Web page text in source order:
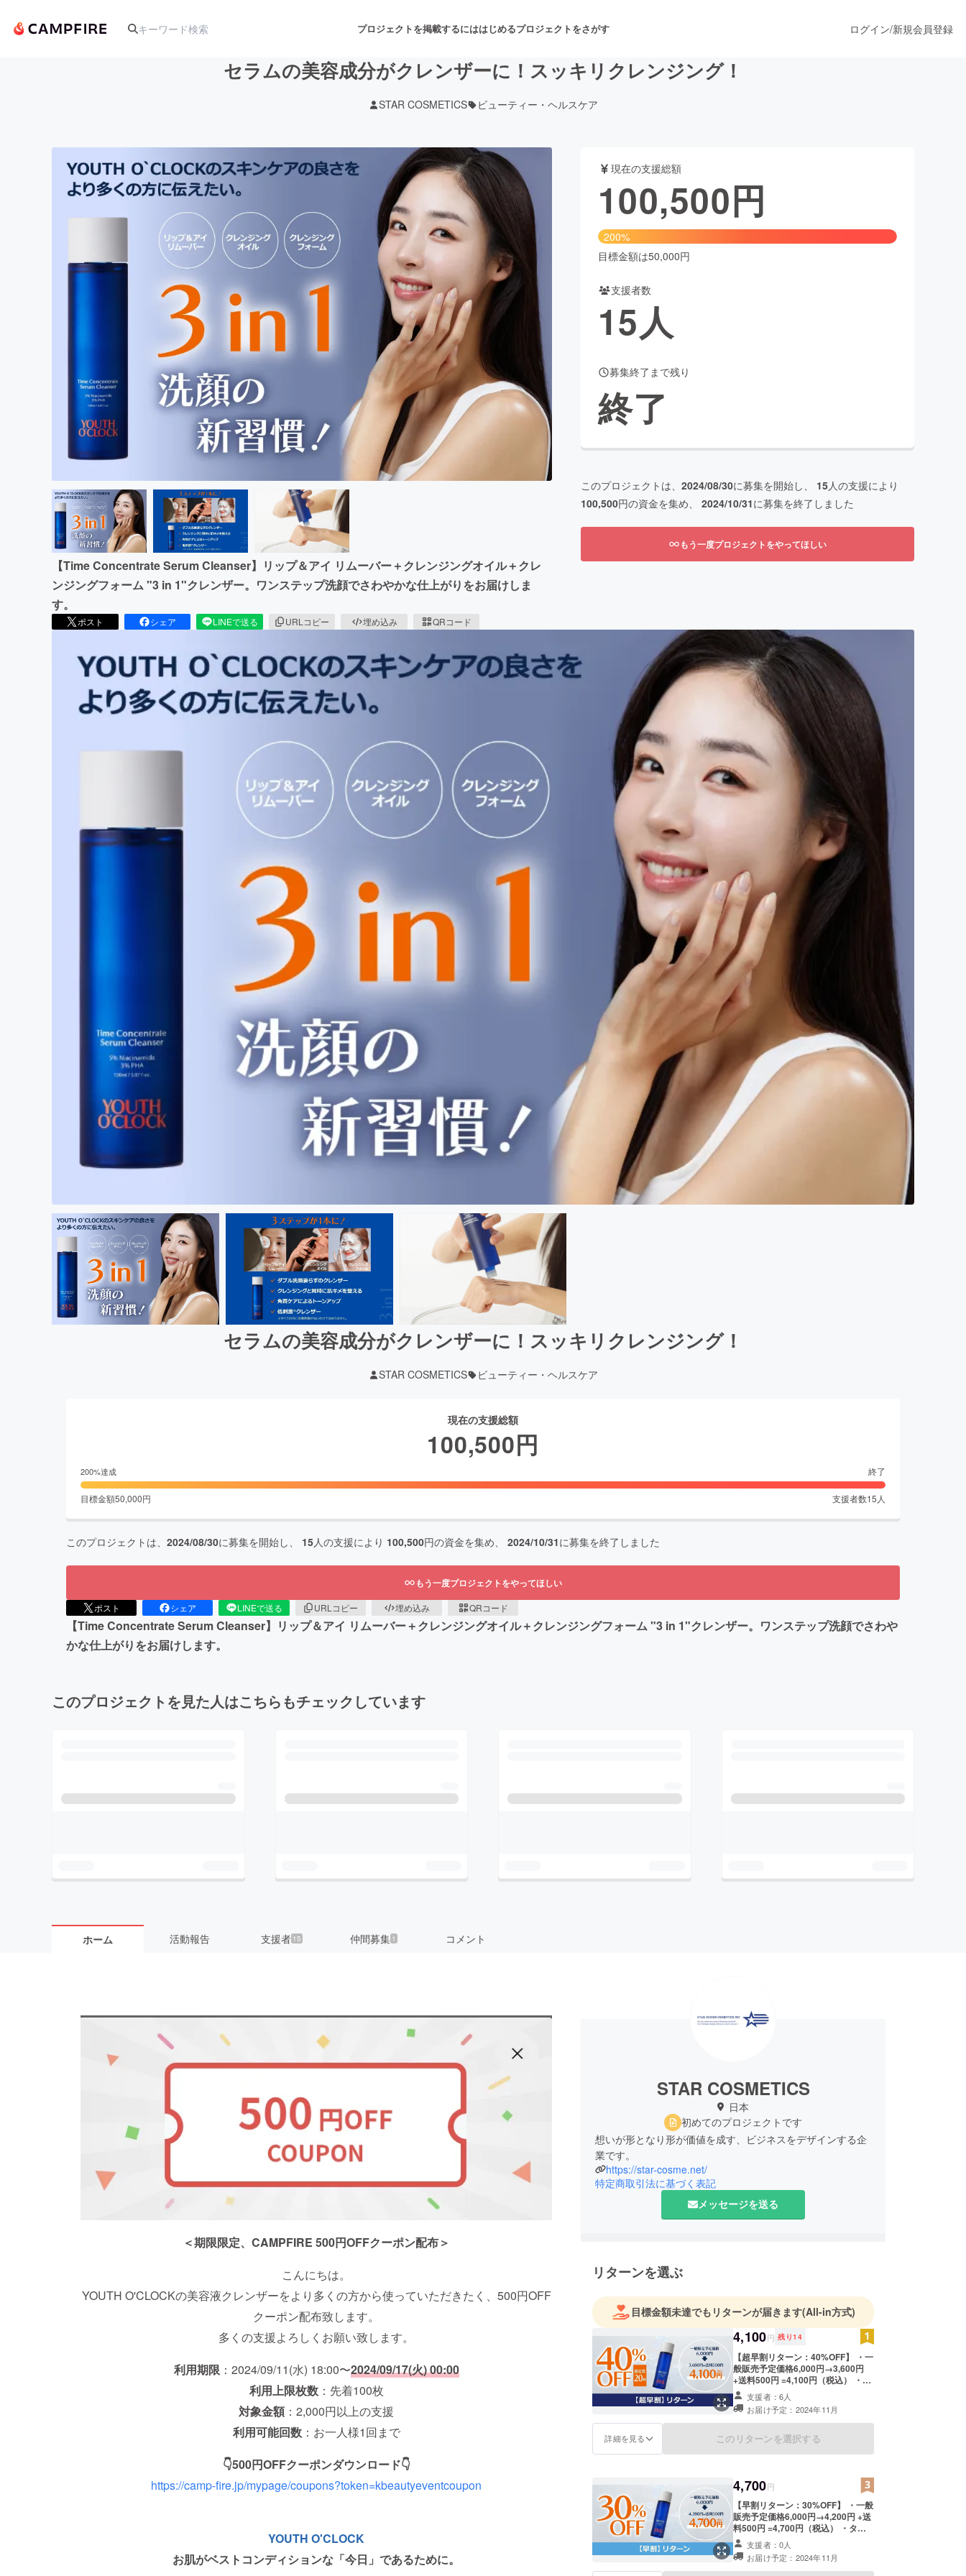
プロジェクトを掲載するにははじめるプロジェクトをさがす
アート・写真 音楽 舞台・パフォーマンス
テクノロジー・ガジェット ゲーム・サービス開発 フード・飲食店 ファッション
映像・映画 書籍・雑誌出版 アニメ・漫画
ビジネス・起業 チャレンジ ビューティー・ヘルスケア
まちづくり・地域活性化
CAMPFIRE for Social GoodCAMPFIRE Creation
CAMPFIREふるさと納税machi-yaコミュニティ
ログイン/新規会員登録
セラムの美容成分がクレンザーに！スッキリクレンジング！
STAR COSMETICS ビューティー・ヘルスケア
【Time Concentrate Serum Cleanser】リップ＆アイ リムーバー＋クレンジングオイル＋クレ
ンジングフォーム "3 in 1"クレンザー。ワンステップ洗顔でさわやかな仕上がりをお届けしま
す。
ポスト シェア LINEで送る URLコピー 埋め込み QRコード
現在の支援総額
100,500円
200%
目標金額は50,000円
支援者数
15人
募集終了まで残り
終了
このプロジェクトは、 2024/08/30に募集を開始し、 15人の支援により
100,500円の資金を集め、 2024/10/31に募集を終了しました
もう一度プロジェクトをやってほしい
セラムの美容成分がクレンザーに！スッキリクレンジング！
STAR COSMETICS ビューティー・ヘルスケア
現在の支援総額
100,500円
200%達成 終了
目標金額50,000円 支援者数15 人
このプロジェクトは、 2024/08/30に募集を開始し、 15人の支援により 100,500円の資金を集め、 2024/10/31に募集を終了しました
もう一度プロジェクトをやってほしい
ポスト シェア LINEで送る URLコピー 埋め込み QRコード
【Time Concentrate Serum Cleanser】リップ＆アイ リムーバー＋クレンジングオイル＋クレンジングフォーム "3 in 1"クレンザー。ワンステップ洗顔でさわや
かな仕上がりをお届けします。
このプロジェクトを見た人はこちらもチェックしています
ホーム 活動報告 支援者 15 仲間募集 1 コメント
＜期限限定、CAMPFIRE 500円OFFクーポン配布＞
こんにちは。
YOUTH O'CLOCKの美容液クレンザーをより多くの方から使っていただきたく、500円OFF
クーポン配布致します。
多くの支援よろしくお願い致します。
利用期限：2024/09/11(水) 18:00〜2024/09/17(火) 00:00
利用上限枚数：先着100枚
対象金額：2,000円以上の支援
利用可能回数：お一人様1回まで
👇500円OFFクーポンダウンロード👇
https://camp-fire.jp/mypage/coupons?token=kbeautyeventcoupon
YOUTH O'CLOCK
お肌がベストコンディションな「今日」であるために。
STAR COSMETICS
日本
初めてのプロジェクトです
想いが形となり形が価値を成す、ビジネスをデザインする企
業です。
https://star-cosme.net/
特定商取引法に基づく表記
メッセージを送る
リターンを選ぶ
目標金額未達でもリターンが届きます(All-in方式)
4,100円 残り14
【超早割リターン：40%OFF】 ・一
般販売予定価格6,000円→3,600円
+送料500円 =4,100円（税込） ・タ
イム コンセントレイト セラム クレ
ンザー 150ml
支援者：6人
お届け予定：2024年11月
詳細を見る このリターンを選択する
4,700円
【早割リターン：30%OFF】 ・一般
販売予定価格6,000円→4,200円 +送
料500円 =4,700円（税込） ・タイ
ム コンセントレイト セラム クレン
ザー 150ml
支援者：0人
お届け予定：2024年11月